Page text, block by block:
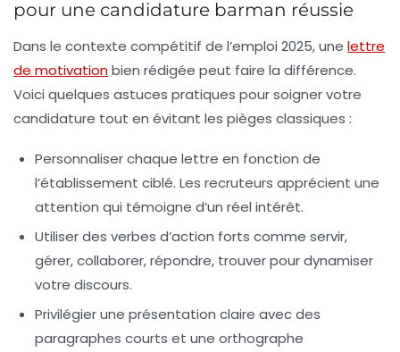
pour une candidature barman réussie
Dans le contexte compétitif de l’emploi 2025, une lettre
de motivationbien rédigée peut faire la différence.
Voici quelques astuces pratiques pour soigner votre
candidature tout en évitant les pièges classiques :
Personnaliser chaque lettre en fonction de
l’établissement ciblé. Les recruteurs apprécient une
attention qui témoigne d’un réel intérêt.
Utiliser des verbes d’action forts comme servir,
gérer, collaborer, répondre, trouver pour dynamiser
votre discours.
Privilégier une présentation claire avec des
paragraphes courts et une orthographe